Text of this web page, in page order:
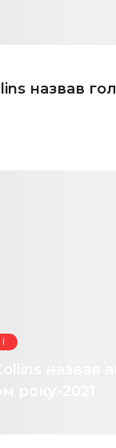
назвав
назвав
року-2021